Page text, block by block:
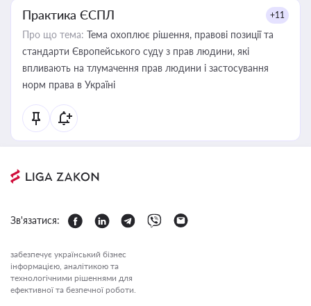
Практика ЄСПЛ +11
Про що тема: Тема охоплює рішення, правові позиції та
стандарти Європейського суду з прав людини, які
впливають на тлумачення прав людини і застосування
норм права в Україні
Зв'язатися:
забезпечує український бізнес
інформацією, аналітикою та
технологічними рішеннями для
ефективної та безпечної роботи.